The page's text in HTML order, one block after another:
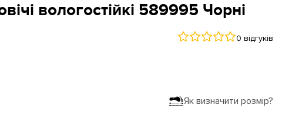
вологостійкі 589995 Чорні
0 відгуків
Як визначити розмір?